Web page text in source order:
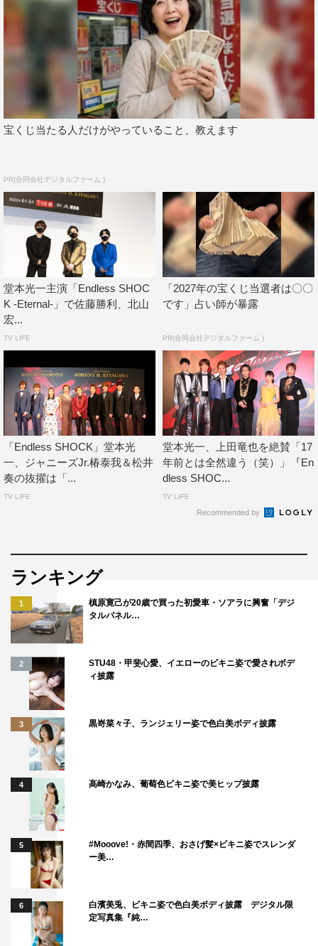
ので、盛大に花火を打ち上げようかなというイメージで、
最後にやらせていただこうかなと思っております」と今年
の公演に対する思いを明かした。
2022・2023年公演に続いてライバル役を務める佐藤は
「僕のエンタメの根源が『Endless SHOCK』です。その
できることを心から光栄に思います。一生懸命務め上げ
て、最高のゴールを一緒に迎えられるよう努力していきた
宝くじ当たる人だけがやっていること、教えます
PR(合同会社デジタルファーム )
堂本光一主演「Endless SHOC
K -Eternal-」で佐藤勝利、北山
宏...
TV LIFE
「2027年の宝くじ当選者は〇〇
です」占い師が暴露
PR(合同会社デジタルファーム )
「Endless SHOCK」堂本光
一、ジャニーズJr.椿泰我＆松井
奏の抜擢は「...
TV LIFE
堂本光一、上田竜也を絶賛「17
年前とは全然違う（笑）」『En
dless SHOC...
TV LIFE
Recommended by
ランキング
1
槙原寛己が20歳で買った初愛車・ソアラに興奮「デジ
タルパネル…
2
STU48・甲斐心愛、イエローのビキニ姿で愛されボデ
ィ披露
3 黒嵜菜々子、ランジェリー姿で色白美ボディ披露
4 高崎かなみ、葡萄色ビキニ姿で美ヒップ披露
5
#Mooove!・赤間四季、おさげ髪×ビキニ姿でスレンダ
ー美…
6
白濱美兎、ビキニ姿で色白美ボディ披露 デジタル限
定写真集『純…